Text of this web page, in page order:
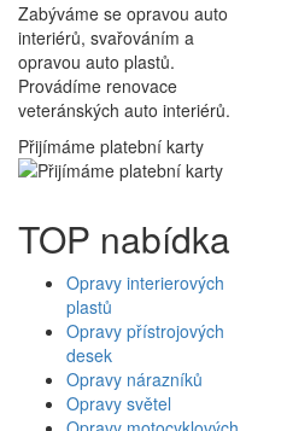
Zabýváme se opravou auto
interiérů, svařováním a
opravou auto plastů.
Provádíme renovace
veteránských auto interiérů.
Přijímáme platební karty
TOP nabídka
Opravy interierových
plastů
Opravy přístrojových
desek
Opravy nárazníků
Opravy světel